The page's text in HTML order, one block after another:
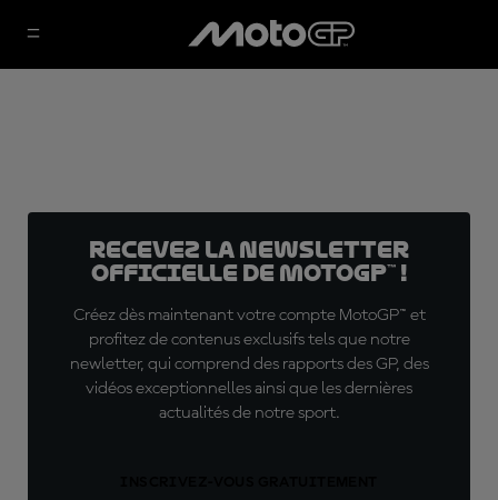
Recevez la Newsletter
officielle de MotoGP™ !
Créez dès maintenant votre compte MotoGP™ et
profitez de contenus exclusifs tels que notre
newletter, qui comprend des rapports des GP, des
vidéos exceptionnelles ainsi que les dernières
actualités de notre sport.